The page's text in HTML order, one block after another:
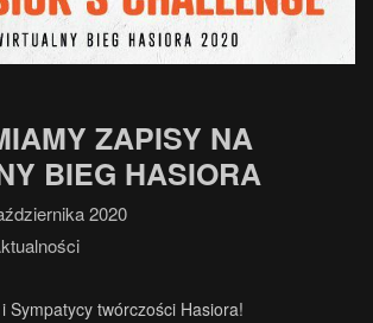
ZAPISY NA
BIEG HASIORA
2020
Sympatycy twórczości Hasiora!